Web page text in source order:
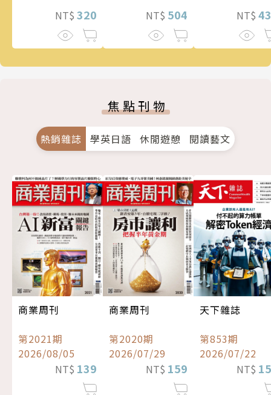
NT$ 320 NT$ 504
蝠》系列重磅新
NT$
焦點刊物
熱銷雜誌 學英日語 休閒遊憩 閱讀藝文
商業周刊
第2021期
2026/08/05
NT$ 139
商業周刊
第2020期
2026/07/29
NT$ 159
天下雜誌
第853期
2026/07/22
NT$